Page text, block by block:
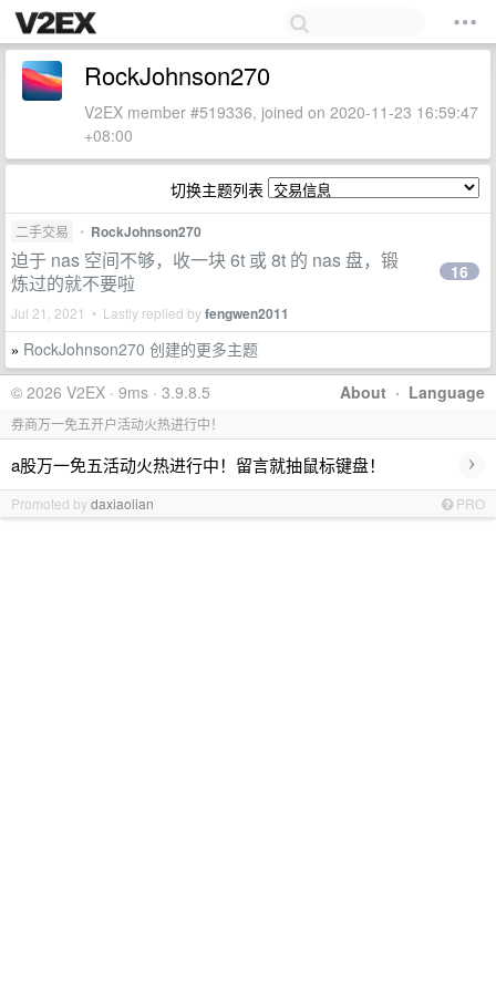
RockJohnson270
V2EX member #519336, joined on 2020-11-23 16:59:47
+08:00
切换主题列表
二手交易 • RockJohnson270
迫于 nas 空间不够，收一块 6t 或 8t 的 nas 盘，锻
炼过的就不要啦
Jul 21, 2021 • Lastly replied byfengwen2011
16
» RockJohnson270 创建的更多主题
About · Language
© 2026 V2EX · 9ms · 3.9.8.5
券商万一免五开户活动火热进行中！
a股万一免五活动火热进行中！留言就抽鼠标键盘！ ›
Promoted bydaxiaolian PRO